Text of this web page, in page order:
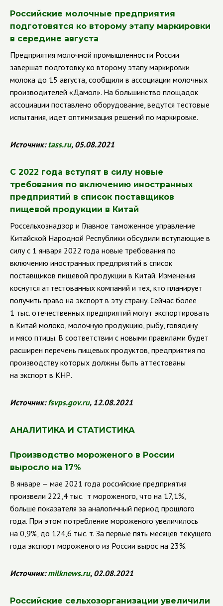
Российские молочные предприятия
подготовятся ко второму этапу маркировки
в середине августа
Предприятия молочной промышленности России
завершат подготовку ко второму этапу маркировки
молока до 15 августа, сообщили в ассоциации молочных
производителей «Дамол». На большинство площадок
ассоциации поставлено оборудование, ведутся тестовые
испытания, идет оптимизация решений по маркировке.
Источник:tass.ru, 05.08.2021
С 2022 года вступят в силу новые
требования по включению иностранных
предприятий в список поставщиков
пищевой продукции в Китай
Россельхознадзор и Главное таможенное управление
Китайской Народной Республики обсудили вступающие в
силу с 1 января 2022 года новые требования по
включению иностранных предприятий в список
поставщиков пищевой продукции в Китай. Изменения
коснутся аттестованных компаний и тех, кто планирует
получить право на экспорт в эту страну. Сейчас более
1 тыс. отечественных предприятий могут экспортировать
в Китай молоко, молочную продукцию, рыбу, говядину
и мясо птицы. В соответствии с новыми правилами будет
расширен перечень пищевых продуктов, предприятия по
производству которых должны быть аттестованы
на экспорт в КНР.
Источник:fsvps.gov.ru, 12.08.2021
АНАЛИТИКА И СТАТИСТИКА
Производство мороженого в России
выросло на 17%
В январе — мае 2021 года российские предприятия
произвели 222,4 тыс. т мороженого, что на 17,1%,
больше показателя за аналогичный период прошлого
года. При этом потребление мороженого увеличилось
на 0,9%, до 124,6 тыс. т. За первые пять месяцев текущего
года экспорт мороженого из России вырос на 23%.
Источник:milknews.ru, 02.08.2021
Российские сельхозорганизации увеличили